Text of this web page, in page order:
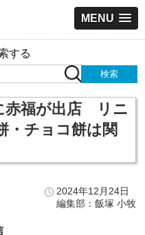
MENU
する
赤福が出店 リニ
・チョコ餅は関
2024年12月24日
編集部：飯塚 小牧